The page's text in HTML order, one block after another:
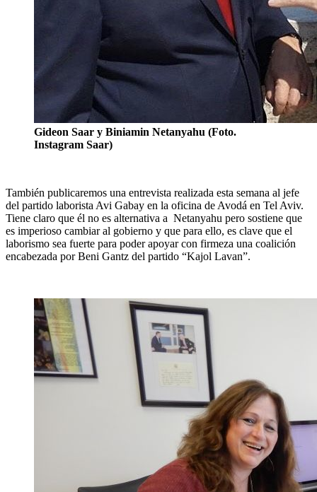
Gideon Saar y Biniamin Netanyahu (Foto.
Instagram Saar)
También publicaremos una entrevista realizada esta semana al jefe
del partido laborista Avi Gabay en la oficina de Avodá en Tel Aviv.
Tiene claro que él no es alternativa a Netanyahu pero sostiene que
es imperioso cambiar al gobierno y que para ello, es clave que el
laborismo sea fuerte para poder apoyar con firmeza una coalición
encabezada por Beni Gantz del partido “Kajol Lavan”.